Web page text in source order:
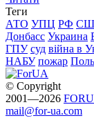
Теги
АТО УПЦ РФ
Донбасс Украина
ГПУ суд війна в
НАБУ пожар
© Copyright
2001—2026
mail@for-ua.com